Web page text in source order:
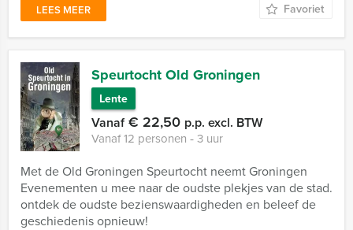
LEES MEER Favoriet
Speurtocht Old Groningen
Lente
Vanaf€ 22,50 p.p. excl. BTW
Vanaf 12 personen ‐ 3 uur
Met de Old Groningen Speurtocht neemt Groningen
Evenementen u mee naar de oudste plekjes van de stad.
ontdek de oudste bezienswaardigheden en beleef de
geschiedenis opnieuw!